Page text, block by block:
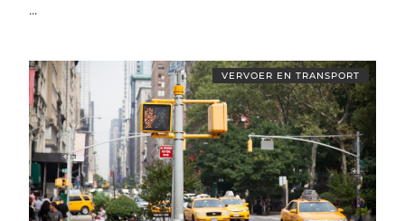
...
VERVOER EN TRANSPORT